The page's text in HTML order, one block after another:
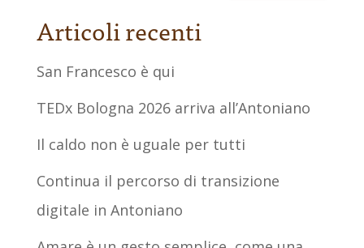
Articoli recenti
San Francesco è qui
TEDx Bologna 2026 arriva all’Antoniano
Il caldo non è uguale per tutti
Continua il percorso di transizione
digitale in Antoniano